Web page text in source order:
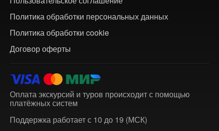
Политика обработки персональных данных
Политика обработки cookie
Договор оферты
Оплата экскурсий и туров происходит с помощью
платёжных систем
Поддержка работает с 10 до 19 (МСК)